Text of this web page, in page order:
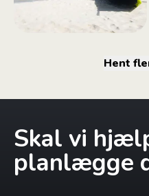
Hent
Skal vi
planlægge